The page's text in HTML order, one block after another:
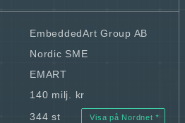
EmbeddedArt Group AB
Nordic SME
EMART
140 milj. kr
344 st Visa på Nordnet